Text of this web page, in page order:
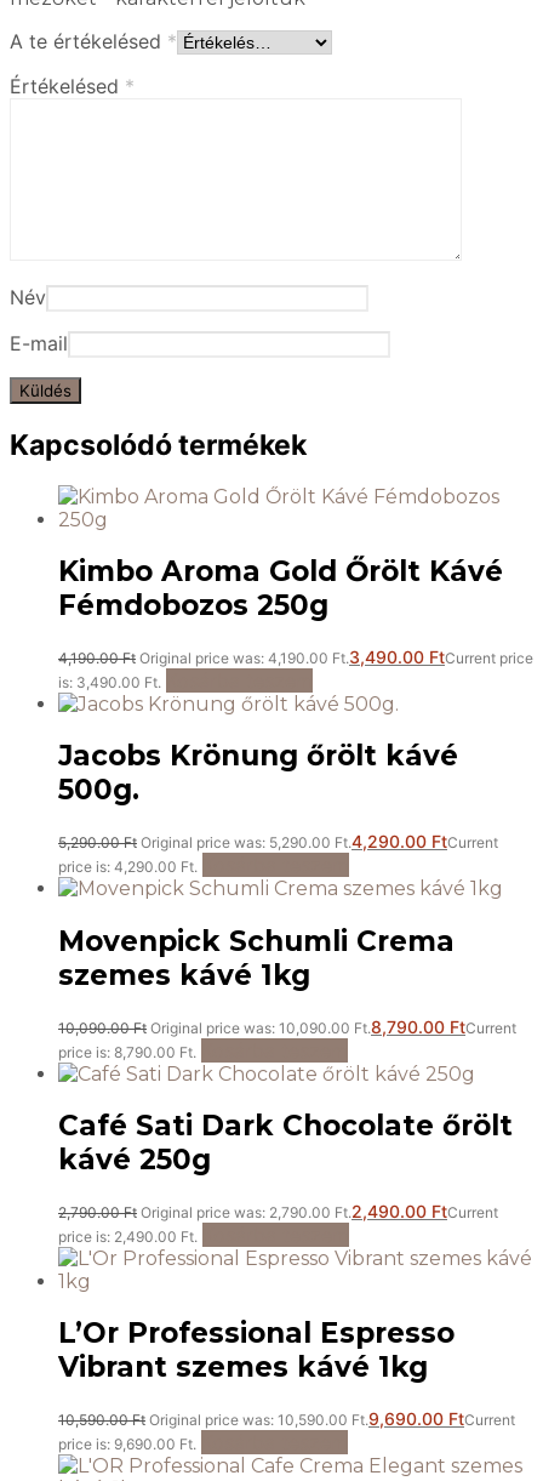
A te értékelésed *
Értékelésed *
Név
E-mail
Kapcsolódó termékek
Kimbo Aroma Gold Őrölt Kávé
Fémdobozos 250g
4,190.00Ft Original price was: 4,190.00 Ft.3,490.00 FtCurrent price
is: 3,490.00 Ft.
Jacobs Krönung őrölt kávé
500g.
5,290.00Ft Original price was: 5,290.00 Ft.4,290.00 FtCurrent
price is: 4,290.00 Ft.
Movenpick Schumli Crema
szemes kávé 1kg
10,090.00Ft Original price was: 10,090.00 Ft.8,790.00 FtCurrent
price is: 8,790.00 Ft.
Café Sati Dark Chocolate őrölt
kávé 250g
2,790.00Ft Original price was: 2,790.00 Ft.2,490.00 FtCurrent
price is: 2,490.00 Ft.
L’Or Professional Espresso
Vibrant szemes kávé 1kg
10,590.00Ft Original price was: 10,590.00 Ft.9,690.00 FtCurrent
price is: 9,690.00 Ft.